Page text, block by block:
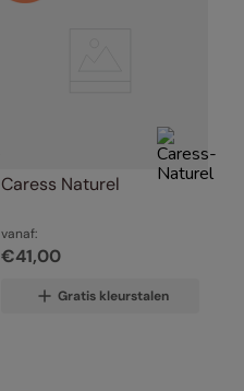
Caress Naturel
vanaf:
€41,00
Gratis kleurstalen